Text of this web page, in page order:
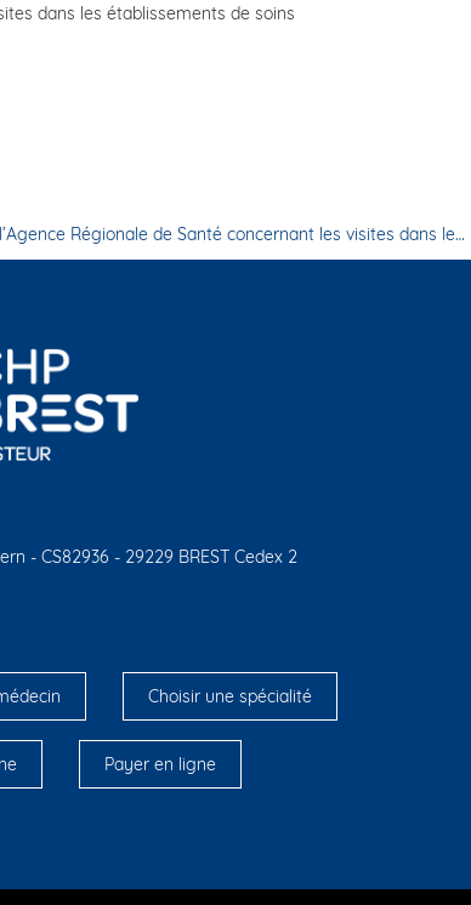
dans les établissements de soins
Nouvelles consignes de l’Agence Régionale de Santé concernant les visites dans les établissements de santé
- CS82936 - 29229 BREST Cedex 2
Choisir une spécialité
Payer en ligne